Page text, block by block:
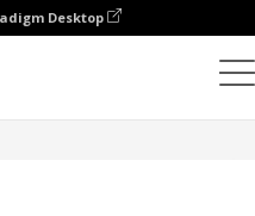
Desktop